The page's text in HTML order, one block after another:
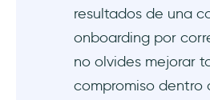
resultados de una
onboarding por
no olvides mejorar
compromiso dentro